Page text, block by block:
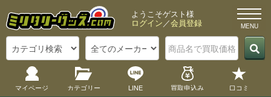
ようこそゲスト様
ログイン／会員登録
マイページ カテゴリー LINE 買取申込み 口コミ